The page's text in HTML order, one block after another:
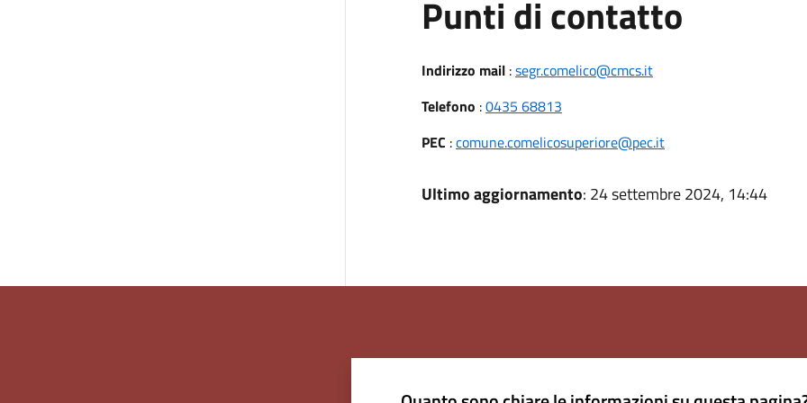
Punti di contatto
Indirizzo mail:segr.comelico@cmcs.it
Telefono :0435 68813
PEC :comune.comelicosuperiore@pec.it
Ultimo aggiornamento: 24 settembre 2024, 14:44